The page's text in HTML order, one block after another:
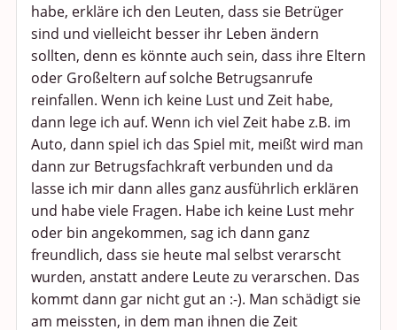
habe, erkläre ich den Leuten, dass sie Betrüger
sind und vielleicht besser ihr Leben ändern
sollten, denn es könnte auch sein, dass ihre Eltern
oder Großeltern auf solche Betrugsanrufe
reinfallen. Wenn ich keine Lust und Zeit habe,
dann lege ich auf. Wenn ich viel Zeit habe z.B. im
Auto, dann spiel ich das Spiel mit, meißt wird man
dann zur Betrugsfachkraft verbunden und da
lasse ich mir dann alles ganz ausführlich erklären
und habe viele Fragen. Habe ich keine Lust mehr
oder bin angekommen, sag ich dann ganz
freundlich, dass sie heute mal selbst verarscht
wurden, anstatt andere Leute zu verarschen. Das
kommt dann gar nicht gut an :-). Man schädigt sie
am meissten, in dem man ihnen die Zeit